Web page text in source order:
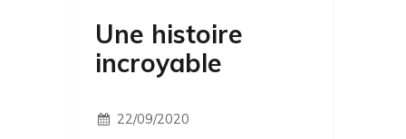
Une histoire
incroyable
22/09/2020